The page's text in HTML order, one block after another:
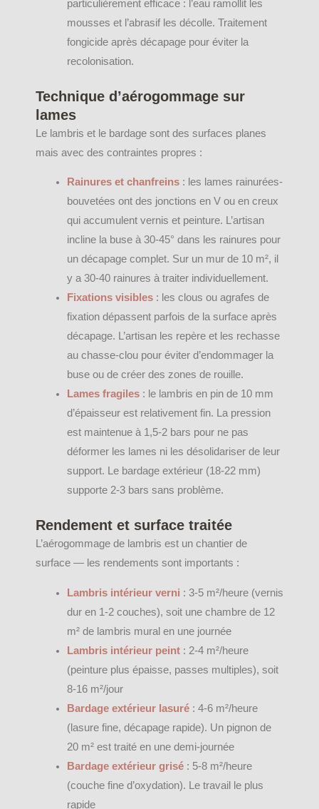
particulièrement efficace : l’eau ramollit les
mousses et l’abrasif les décolle. Traitement
fongicide après décapage pour éviter la
recolonisation.
Technique d’aérogommage sur
lames
Le lambris et le bardage sont des surfaces planes
mais avec des contraintes propres :
Rainures et chanfreins: les lames rainurées-
bouvetées ont des jonctions en V ou en creux
qui accumulent vernis et peinture. L’artisan
incline la buse à 30-45° dans les rainures pour
un décapage complet. Sur un mur de 10 m², il
y a 30-40 rainures à traiter individuellement.
Fixations visibles: les clous ou agrafes de
fixation dépassent parfois de la surface après
décapage. L’artisan les repère et les rechasse
au chasse-clou pour éviter d’endommager la
buse ou de créer des zones de rouille.
Lames fragiles: le lambris en pin de 10 mm
d’épaisseur est relativement fin. La pression
est maintenue à 1,5-2 bars pour ne pas
déformer les lames ni les désolidariser de leur
support. Le bardage extérieur (18-22 mm)
supporte 2-3 bars sans problème.
Rendement et surface traitée
L’aérogommage de lambris est un chantier de
surface — les rendements sont importants :
Lambris intérieur verni : 3-5 m²/heure (vernis
dur en 1-2 couches), soit une chambre de 12
m² de lambris mural en une journée
Lambris intérieur peint: 2-4 m²/heure
(peinture plus épaisse, passes multiples), soit
8-16 m²/jour
Bardage extérieur lasuré: 4-6 m²/heure
(lasure fine, décapage rapide). Un pignon de
20 m² est traité en une demi-journée
Bardage extérieur grisé: 5-8 m²/heure
(couche fine d’oxydation). Le travail le plus
rapide